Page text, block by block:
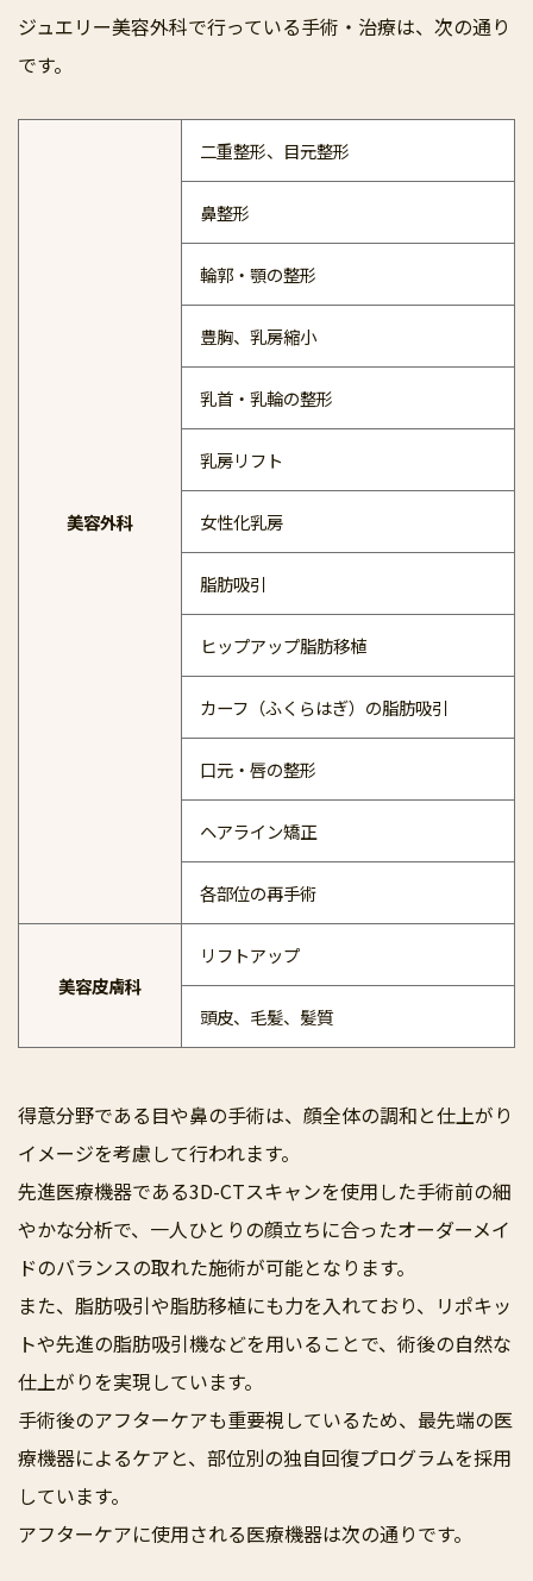
ジュエリー美容外科で行っている手術・治療は、次の通り
です。
美容外科
二重整形、目元整形
鼻整形
輪郭・顎の整形
豊胸、乳房縮小
乳首・乳輪の整形
乳房リフト
女性化乳房
脂肪吸引
ヒップアップ脂肪移植
カーフ（ふくらはぎ）の脂肪吸引
口元・唇の整形
ヘアライン矯正
各部位の再手術
美容皮膚科
リフトアップ
頭皮、毛髪、髪質
得意分野である目や鼻の手術は、顔全体の調和と仕上がり
イメージを考慮して行われます。
先進医療機器である3D-CTスキャンを使用した手術前の細
やかな分析で、一人ひとりの顔立ちに合ったオーダーメイ
ドのバランスの取れた施術が可能となります。
また、脂肪吸引や脂肪移植にも力を入れており、リポキッ
トや先進の脂肪吸引機などを用いることで、術後の自然な
仕上がりを実現しています。
手術後のアフターケアも重要視しているため、最先端の医
療機器によるケアと、部位別の独自回復プログラムを採用
しています。
アフターケアに使用される医療機器は次の通りです。